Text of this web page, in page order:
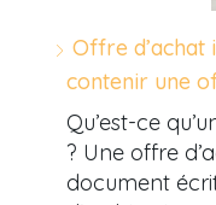
Offre d’achat
contenir une
Qu’est-ce
? Une offre
document